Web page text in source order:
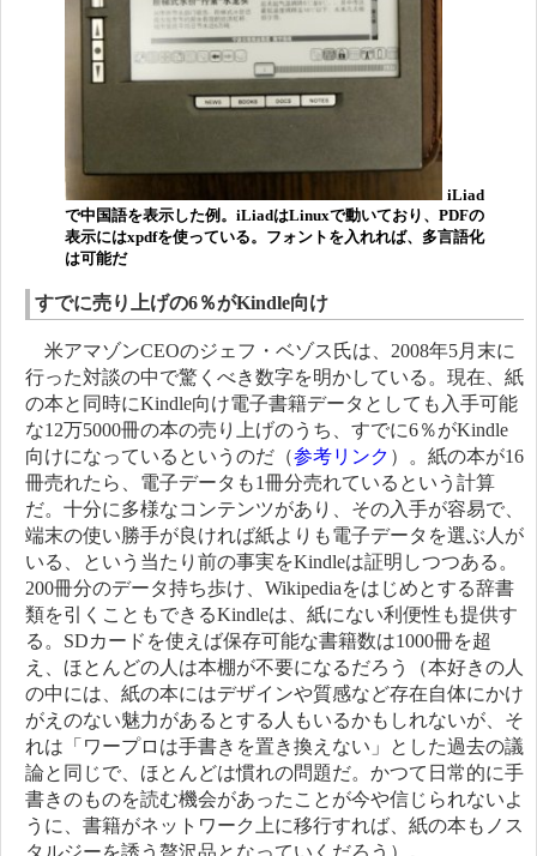
iLiad
で中国語を表示した例。iLiadはLinuxで動いており、PDFの
表示にはxpdfを使っている。フォントを入れれば、多言語化
は可能だ
すでに売り上げの6％がKindle向け
米アマゾンCEOのジェフ・ベゾス氏は、2008年5月末に
行った対談の中で驚くべき数字を明かしている。現在、紙
の本と同時にKindle向け電子書籍データとしても入手可能
な12万5000冊の本の売り上げのうち、すでに6％がKindle
向けになっているというのだ（参考リンク ）。紙の本が16
冊売れたら、電子データも1冊分売れているという計算
だ。十分に多様なコンテンツがあり、その入手が容易で、
端末の使い勝手が良ければ紙よりも電子データを選ぶ人が
いる、という当たり前の事実をKindleは証明しつつある。
200冊分のデータ持ち歩け、Wikipediaをはじめとする辞書
類を引くこともできるKindleは、紙にない利便性も提供す
る。SDカードを使えば保存可能な書籍数は1000冊を超
え、ほとんどの人は本棚が不要になるだろう（本好きの人
の中には、紙の本にはデザインや質感など存在自体にかけ
がえのない魅力があるとする人もいるかもしれないが、そ
れは「ワープロは手書きを置き換えない」とした過去の議
論と同じで、ほとんどは慣れの問題だ。かつて日常的に手
書きのものを読む機会があったことが今や信じられないよ
うに、書籍がネットワーク上に移行すれば、紙の本もノス
タルジーを誘う贅沢品となっていくだろう）。